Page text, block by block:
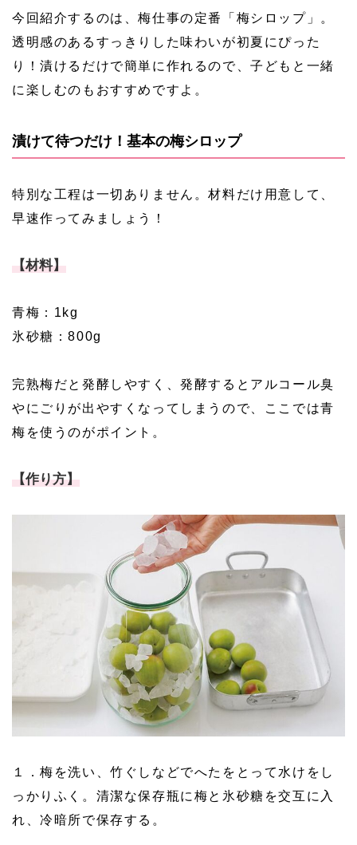
今回紹介するのは、梅仕事の定番「梅シロップ」。
透明感のあるすっきりした味わいが初夏にぴった
り！漬けるだけで簡単に作れるので、子どもと一緒
に楽しむのもおすすめですよ。
漬けて待つだけ！基本の梅シロップ
特別な工程は一切ありません。材料だけ用意して、
早速作ってみましょう！
【材料】
青梅：1kg
氷砂糖：800g
完熟梅だと発酵しやすく、発酵するとアルコール臭
やにごりが出やすくなってしまうので、ここでは青
梅を使うのがポイント。
【作り方】
１．梅を洗い、竹ぐしなどでへたをとって水けをし
っかりふく。清潔な保存瓶に梅と氷砂糖を交互に入
れ、冷暗所で保存する。